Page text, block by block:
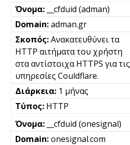
__cfduid (adman)
adman.gr
Ανακατευθύνει τα
HTTP αιτήματα του χρήστη
στα αντίστοιχα HTTPS για τις
υπηρεσίες Couldflare.
1 μήνας
HTTP
__cfduid (onesignal)
onesignal.com